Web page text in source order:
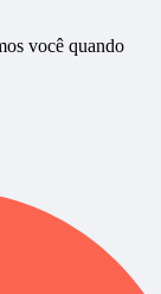
você quando